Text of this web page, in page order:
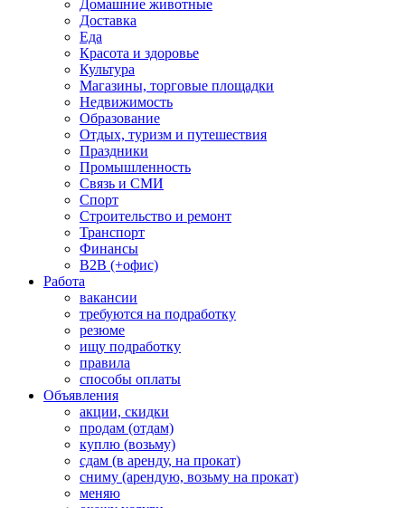
Домашние животные
Доставка
Еда
Красота и здоровье
Культура
Магазины, торговые площадки
Недвижимость
Образование
Отдых, туризм и путешествия
Праздники
Промышленность
Связь и СМИ
Спорт
Строительство и ремонт
Транспорт
Финансы
B2B (+офис)
Работа
вакансии
требуются на подработку
резюме
ищу подработку
правила
способы оплаты
Объявления
акции, скидки
продам (отдам)
куплю (возьму)
сдам (в аренду, на прокат)
сниму (арендую, возьму на прокат)
меняю